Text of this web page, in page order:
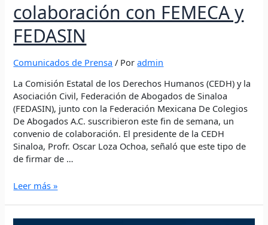
colaboración con FEMECA y
FEDASIN
Comunicados de Prensa / Poradmin
La Comisión Estatal de los Derechos Humanos (CEDH) y la
Asociación Civil, Federación de Abogados de Sinaloa
(FEDASIN), junto con la Federación Mexicana De Colegios
De Abogados A.C. suscribieron este fin de semana, un
convenio de colaboración. El presidente de la CEDH
Sinaloa, Profr. Oscar Loza Ochoa, señaló que este tipo de
de firmar de …
Leer más »